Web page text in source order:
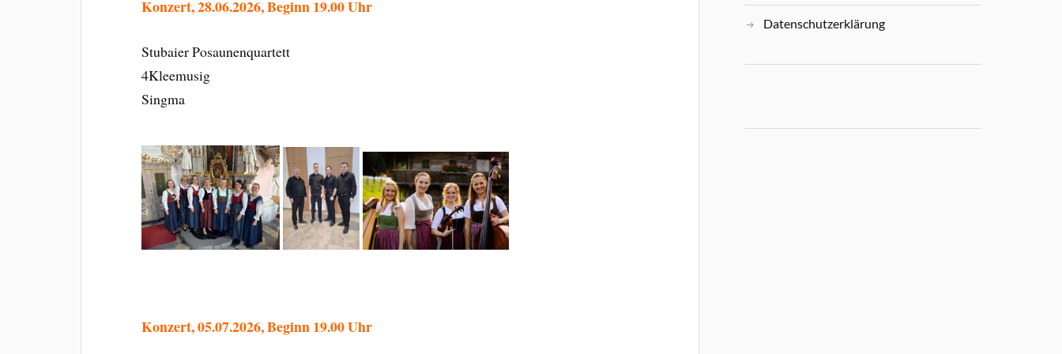
Konzert, 28.06.2026, Beginn 19.00 Uhr
Stubaier Posaunenquartett
4Kleemusig
Singma
Konzert, 05.07.2026, Beginn 19.00 Uhr
Datenschutzerklärung